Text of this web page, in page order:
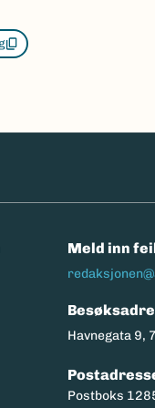
Meld inn
Havnegata 9,
Postboks